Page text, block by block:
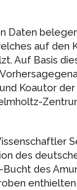
Daten
auf den
Auf Basis
Koautor
des
Bucht des